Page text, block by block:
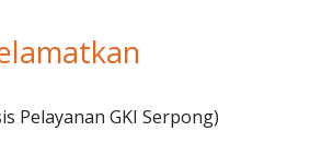
Pelayanan GKI Serpong)